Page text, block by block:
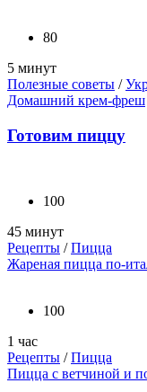
80
5 минут
Полезные советы /
Домашний крем-фреш
Готовим пиццу
100
45 минут
Рецепты /Пицца
Жареная пицца по-
100
1 час
Рецепты /Пицца
Пицца с ветчиной и